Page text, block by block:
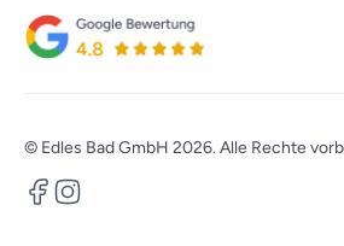
© Edles Bad GmbH 2026. Alle Rechte